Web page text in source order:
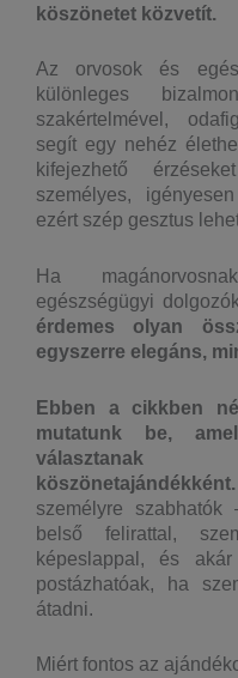
köszönetet közvetít.
Az orvosok és
különleges
szakértelmével,
segít egy nehéz
kifejezhető
személyes,
ezért szép gesztus
Ha
egészségügyi
érdemes olyan
egyszerre elegáns,
Ebben a cikkben
mutatunk be,
választanak
köszönetajándékként.
személyre
belső felirattal,
képeslappal, és
postázhatóak, ha
átadni.
Miért fontos az